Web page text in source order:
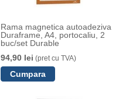
Rama magnetica autoadeziva
Duraframe, A4, portocaliu, 2
buc/set Durable
94,90 lei (pret cu TVA)